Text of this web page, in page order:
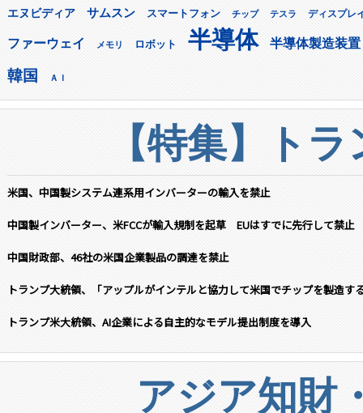
エヌビディア サムスン スマートフォン チップ テスラ ディスプレ
ファーウェイ メモリ ロボット 半導体 半導体製造装置
韓国 ＡＩ
【特集】ト
米国、中国製システム連系用インバーターの輸入を禁止
中国製インバーター、米FCCが輸入規制を起草 EUはすでに先行して禁止
中国財政部、46社の米国企業製品の調達を禁止
トランプ大統領、「アップルがインテルと協力して米国でチップを製造す
トランプ米大統領、AI企業による自主的なモデル提出制度を導入
アジア知財